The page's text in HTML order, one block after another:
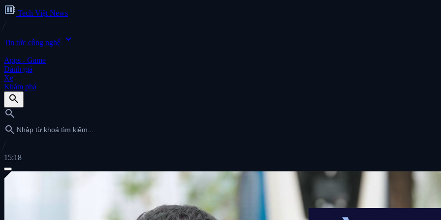
developer_board Tech Việt News
Tin tức công nghệ expand_more
Apps - Game
Đánh giá
Xe
Khám phá
search
search
search
15:18